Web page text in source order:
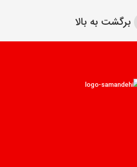
برگشت به بالا